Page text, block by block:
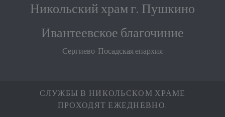
Никольский храм г. Пушкино
Ивантеевское благочиние
Сергиево-Посадская епархия
СЛУЖБЫ В НИКОЛЬСКОМ ХРАМЕ
ПРОХОДЯТ ЕЖЕДНЕВНО.